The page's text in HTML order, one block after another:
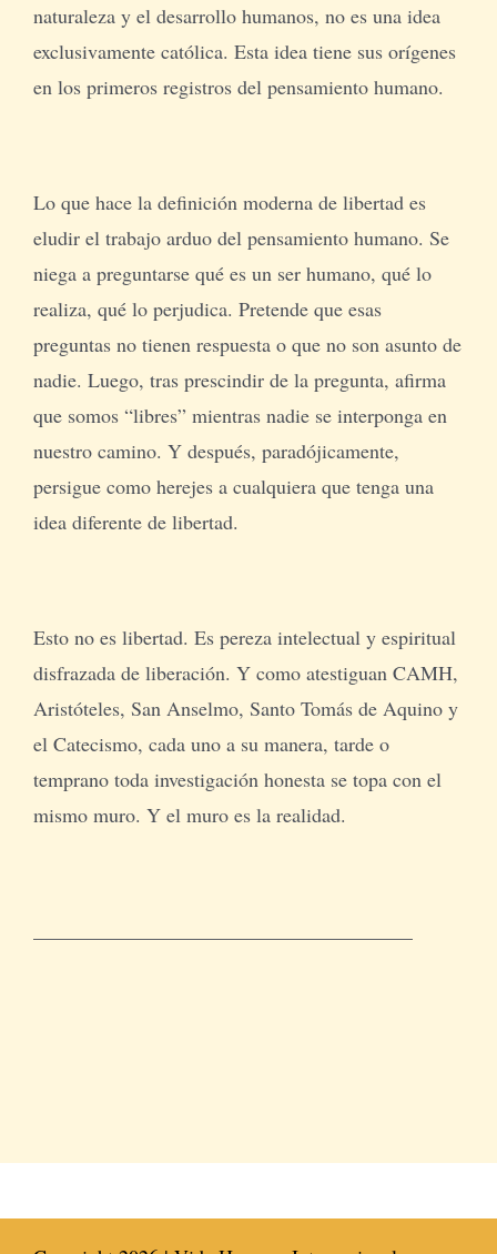
naturaleza y el desarrollo humanos, no es una idea
exclusivamente católica. Esta idea tiene sus orígenes
en los primeros registros del pensamiento humano.
Lo que hace la definición moderna de libertad es
eludir el trabajo arduo del pensamiento humano. Se
niega a preguntarse qué es un ser humano, qué lo
realiza, qué lo perjudica. Pretende que esas
preguntas no tienen respuesta o que no son asunto de
nadie. Luego, tras prescindir de la pregunta, afirma
que somos “libres” mientras nadie se interponga en
nuestro camino. Y después, paradójicamente,
persigue como herejes a cualquiera que tenga una
idea diferente de libertad.
Esto no es libertad. Es pereza intelectual y espiritual
disfrazada de liberación. Y como atestiguan CAMH,
Aristóteles, San Anselmo, Santo Tomás de Aquino y
el Catecismo, cada uno a su manera, tarde o
temprano toda investigación honesta se topa con el
mismo muro. Y el muro es la realidad.